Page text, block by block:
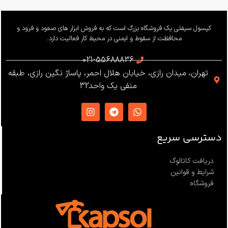
وزن 655 گرم
استاندارد
EN12841 ،EN341 ،ANSI Z359
،NFPA1983
ساخت
کپسول سیفتی یک فروشگاه بزرگ است که به فروش ابزار های صعود و فرود و
محافظت از سقوط و ایمنی در محیط کار فعالیت دارد.
021-55688836
تهران، میدان رازی، خیابان هلال احمر، پاساژ نگین رازی، طبقه
منفی یک واحد32
دسترسی سریع
دریافت کاتالوگ
شرایط و قوانین
فروشگاه